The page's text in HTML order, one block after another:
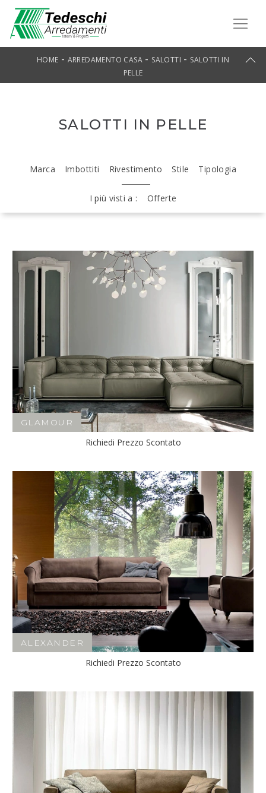
HOME - ARREDAMENTO CASA- SALOTTI - SALOTTI IN
PELLE
SALOTTI IN PELLE
Marca Imbottiti Rivestimento Stile Tipologia
I più visti a : Offerte
GLAMOUR
Richiedi Prezzo Scontato
ALEXANDER
Richiedi Prezzo Scontato